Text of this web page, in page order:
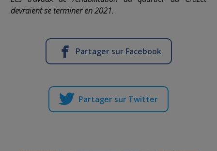
devraient se terminer en 2021.
Partager sur Facebook
Partager sur Twitter